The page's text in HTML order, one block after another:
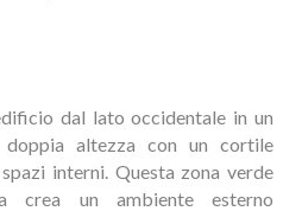
dal lato occidentale in un
altezza con un cortile
interni. Questa zona verde
crea un ambiente esterno